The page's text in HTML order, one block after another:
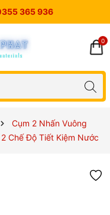
365 936
0
Cụm 2 Nhấn Vuông
2 Chế Độ Tiết Kiệm Nước